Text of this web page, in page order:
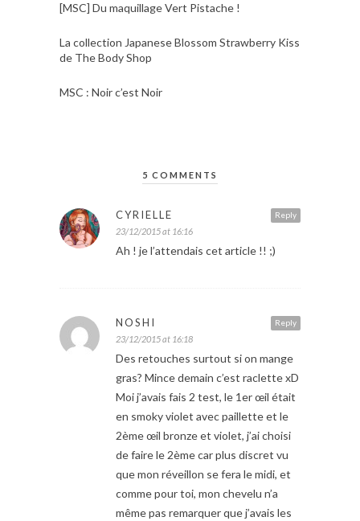
[MSC] Du maquillage Vert Pistache !
La collection Japanese Blossom Strawberry Kiss
de The Body Shop
MSC : Noir c’est Noir
5 COMMENTS
Reply
CYRIELLE
23/12/2015 at 16:16
Ah ! je l’attendais cet article !! ;)
Reply
NOSHI
23/12/2015 at 16:18
Des retouches surtout si on mange
gras? Mince demain c’est raclette xD
Moi j’avais fais 2 test, le 1er œil était
en smoky violet avec paillette et le
2ème œil bronze et violet, j’ai choisi
de faire le 2ème car plus discret vu
que mon réveillon se fera le midi, et
comme pour toi, mon chevelu n’a
même pas remarquer que j’avais les